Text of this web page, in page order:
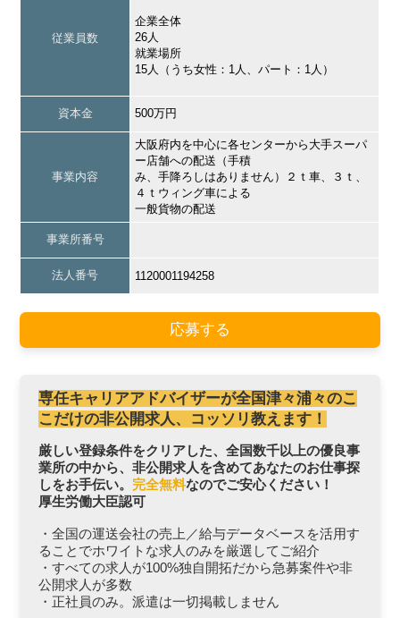
従業員数
企業全体
26人
就業場所
15人（うち女性：1人、パート：1人）
資本金 500万円
事業内容
大阪府内を中心に各センターから大手スーパ
ー店舗への配送（手積
み、手降ろしはありません）２ｔ車、３ｔ、
４ｔウィング車による
一般貨物の配送
事業所番号
法人番号 1120001194258
応募する
専任キャリアアドバイザーが全国津々浦々のこ
こだけの非公開求人、コッソリ教えます！
厳しい登録条件をクリアした、全国数千以上の優良事
業所の中から、非公開求人を含めてあなたのお仕事探
しをお手伝い。 完全無料なのでご安心ください！
厚生労働大臣認可
・全国の運送会社の売上／給与データベースを活用す
ることでホワイトな求人のみを厳選してご紹介
・すべての求人が100%独自開拓だから急募案件や非
公開求人が多数
・正社員のみ。派遣は一切掲載しません